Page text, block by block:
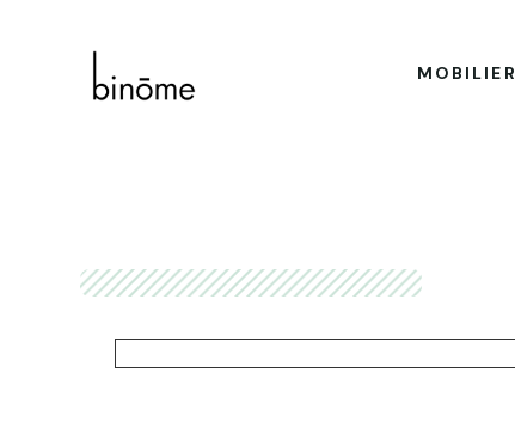
MOBILIER